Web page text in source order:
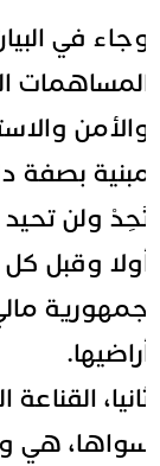
في
بصفة
ولن تحيد
وقبل كل
هي